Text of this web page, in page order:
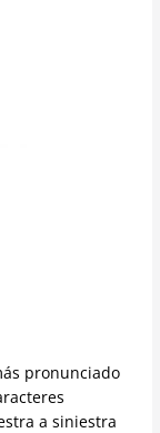
pronunciado
a siniestra